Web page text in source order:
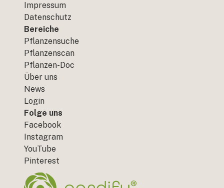
Impressum
Datenschutz
Bereiche
Pflanzensuche
Pflanzenscan
Pflanzen-Doc
Über uns
News
Login
Folge uns
Facebook
Instagram
YouTube
Pinterest